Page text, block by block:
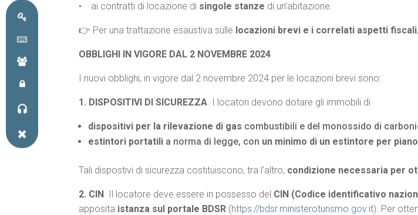
• ai contratti di locazione di singole stanze di un’abitazione.
👉 Per una trattazione esaustiva sulle locazioni brevi e i correlati aspetti fiscali
OBBLIGHI IN VIGORE DAL 2 NOVEMBRE 2024
I nuovi obblighi, in vigore dal 2 novembre 2024 per le locazioni brevi sono:
1. DISPOSITIVI DI SICUREZZA. I locatori devono dotare gli immobili di
dispositivi per la rilevazione di gas combustibili e del monossido di
estintori portatili a norma di legge, con un minimo di un estintore per piano
Tali dispostivi di sicurezza costituiscono, tra l’altro, condizione necessaria per
2. CIN. Il locatore deve essere in possesso del CIN (Codice identificativo
apposita istanza sul portale BDSR (https://bdsr.ministeroturismo.gov.it). Per